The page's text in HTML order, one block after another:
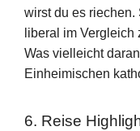
wirst du es
liberal im
Was vielleicht
Einheimischen
6. Reise